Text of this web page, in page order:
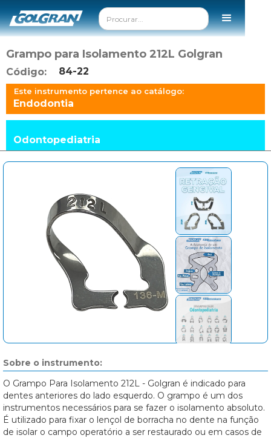
Grampo para Isolamento 212L Golgran
Código: 84-22
Este instrumento pertence ao catálogo:
Endodontia
Odontopediatria
Sobre o instrumento:
O Grampo Para Isolamento 212L - Golgran é indicado para
dentes anteriores do lado esquerdo. O grampo é um dos
instrumentos necessários para se fazer o isolamento absoluto.
É utilizado para fixar o lençol de borracha no dente na função
de isolar o campo operatório a ser restaurado ou em casos de